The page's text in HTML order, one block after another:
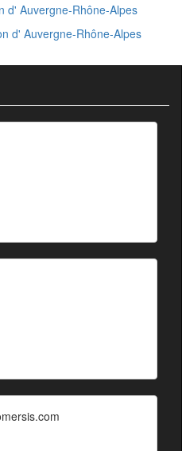
d' Auvergne-Rhône-Alpes
d' Auvergne-Rhône-Alpes